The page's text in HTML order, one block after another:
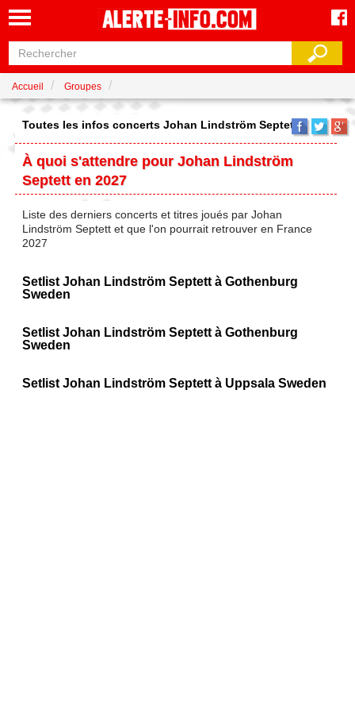
Accueil Groupes
Toutes les infos concerts Johan Lindström Septett
À quoi s'attendre pour Johan Lindström
Septett en 2027
Liste des derniers concerts et titres joués par Johan
Lindström Septett et que l'on pourrait retrouver en France
2027
Setlist Johan Lindström Septett à Gothenburg
Sweden
Setlist Johan Lindström Septett à Gothenburg
Sweden
Setlist Johan Lindström Septett à Uppsala Sweden